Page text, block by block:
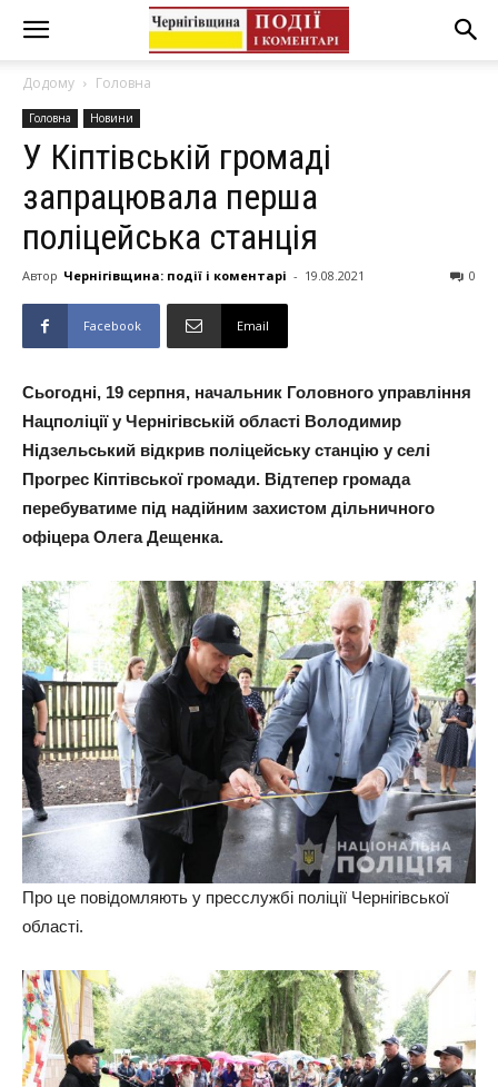
Додому Головна
Головна Новини
У Кіптівській громаді
запрацювала перша
поліцейська станція
Автор Чернігівщина: події і коментарі - 19.08.2021 0
Facebook Email
Сьогодні, 19 серпня, начальник Головного управління
Нацполіції у Чернігівській області Володимир
Нідзельський відкрив поліцейську станцію у селі
Прогрес Кіптівської громади. Відтепер громада
перебуватиме під надійним захистом дільничного
офіцера Олега Дещенка.
Про це повідомляють у пресслужбі поліції Чернігівської
області.